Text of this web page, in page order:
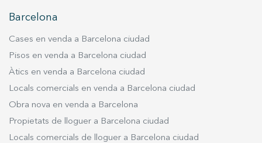
Barcelona
Cases en venda a Barcelona ciudad
Pisos en venda a Barcelona ciudad
Àtics en venda a Barcelona ciudad
Locals comercials en venda a Barcelona ciudad
Obra nova en venda a Barcelona
Propietats de lloguer a Barcelona ciudad
Locals comercials de lloguer a Barcelona ciudad
l'usuari per millorar la qualitat dels nostres serveis i oferir
una millor experiència a través de productes recomanats.
Marketing i publicitat
Aquestes cookies són utilitzades per emmagatzemar
de l'usuari a través de l'observació continuada dels seus
hàbits de navegació. Gràcies a elles, podem conèixer els
hàbits de navegació al lloc web i mostrar publicitat
relacionada amb el perfil de navegació de l'usuari.